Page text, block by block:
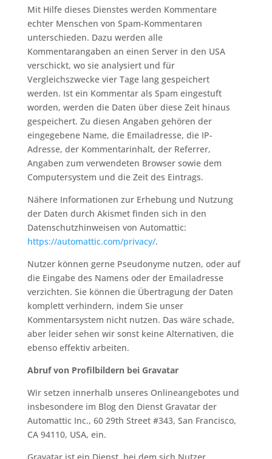
Mit Hilfe dieses Dienstes werden Kommentare
echter Menschen von Spam-Kommentaren
unterschieden. Dazu werden alle
Kommentarangaben an einen Server in den USA
verschickt, wo sie analysiert und für
Vergleichszwecke vier Tage lang gespeichert
werden. Ist ein Kommentar als Spam eingestuft
worden, werden die Daten über diese Zeit hinaus
gespeichert. Zu diesen Angaben gehören der
eingegebene Name, die Emailadresse, die IP-
Adresse, der Kommentarinhalt, der Referrer,
Angaben zum verwendeten Browser sowie dem
Computersystem und die Zeit des Eintrags.
Nähere Informationen zur Erhebung und Nutzung
der Daten durch Akismet finden sich in den
Datenschutzhinweisen von Automattic:
https://automattic.com/privacy/.
Nutzer können gerne Pseudonyme nutzen, oder auf
die Eingabe des Namens oder der Emailadresse
verzichten. Sie können die Übertragung der Daten
komplett verhindern, indem Sie unser
Kommentarsystem nicht nutzen. Das wäre schade,
aber leider sehen wir sonst keine Alternativen, die
ebenso effektiv arbeiten.
Abruf von Profilbildern bei Gravatar
Wir setzen innerhalb unseres Onlineangebotes und
insbesondere im Blog den Dienst Gravatar der
Automattic Inc., 60 29th Street #343, San Francisco,
CA 94110, USA, ein.